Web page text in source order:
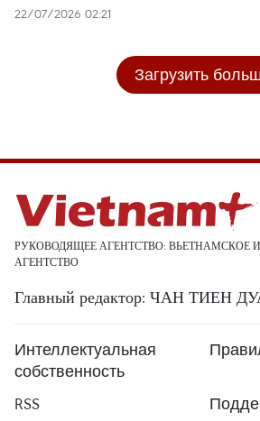
22/07/2026 02:21
Загрузить
РУКОВОДЯЩЕЕ АГЕНТСТВО:
АГЕНТСТВО
Главный редактор: ЧАН ТИЕН
Интеллектуальная
собственность
RSS